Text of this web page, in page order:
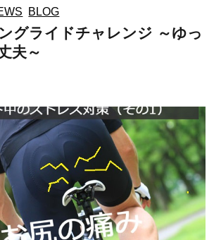
BLOG
グライドチャレンジ ～ゆっ
夫～